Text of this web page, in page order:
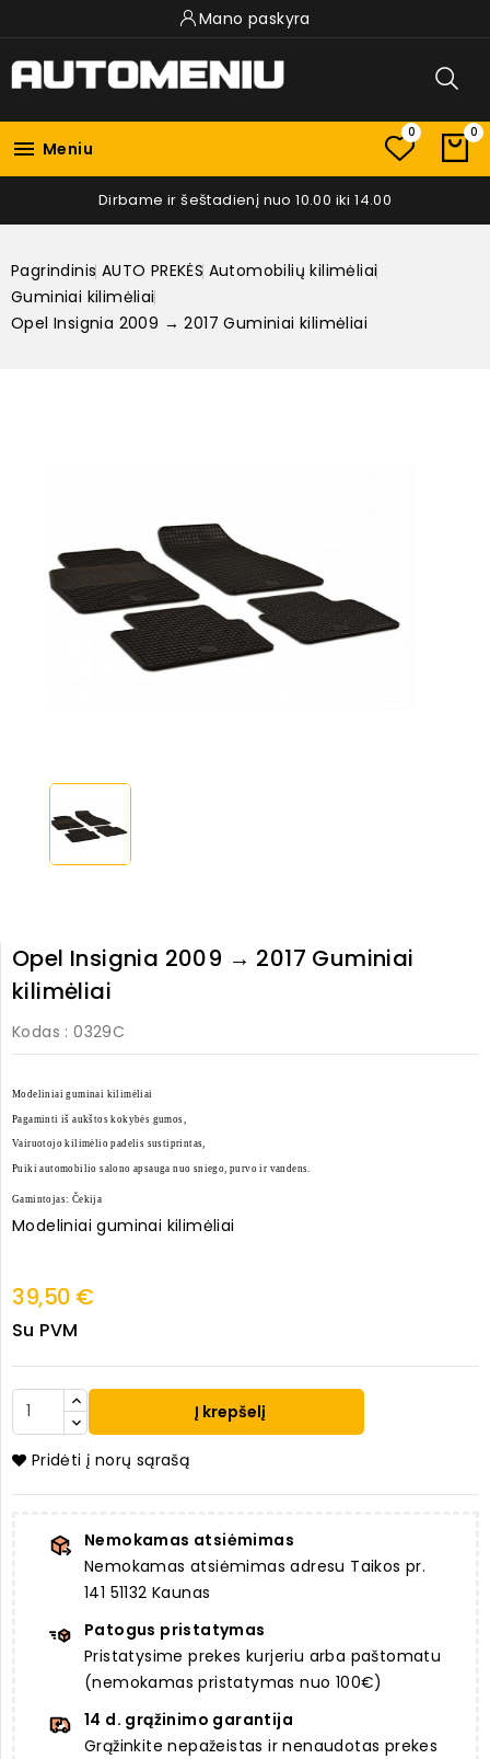
Mano paskyra
 Meniu
0 0
Dirbame ir šeštadienį nuo 10.00 iki 14.00
Pagrindinis AUTO PREKĖS Automobilių kilimėliai
Guminiai kilimėliai
Opel Insignia 2009 → 2017 Guminiai kilimėliai
Opel Insignia 2009 → 2017 Guminiai
kilimėliai
Kodas : 0329C
Modeliniai guminai kilimėliai
Pagaminti iš aukštos kokybės gumos,
Vairuotojo kilimėlio padelis sustiprintas,
Puiki automobilio salono apsauga nuo sniego, purvo ir vandens.
Gamintojas: Čekija
Modeliniai guminai kilimėliai
39,50 €
Su PVM
Į krepšelį
Pridėti į norų sąrašą
Nemokamas atsiėmimas
Nemokamas atsiėmimas adresu Taikos pr.
141 51132 Kaunas
Patogus pristatymas
Pristatysime prekes kurjeriu arba paštomatu
(nemokamas pristatymas nuo 100€)
14 d. grąžinimo garantija
Grąžinkite nepažeistas ir nenaudotas prekes